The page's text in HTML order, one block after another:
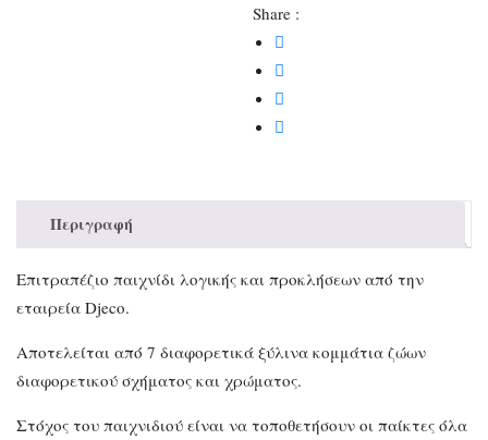
Share :
Περιγραφή
Επιτραπέζιο παιχνίδι λογικής και προκλήσεων από την
εταιρεία Djeco.
Αποτελείται από 7 διαφορετικά ξύλινα κομμάτια ζώων
διαφορετικού σχήματος και χρώματος.
Στόχος του παιχνιδιού είναι να τοποθετήσουν οι παίκτες όλα